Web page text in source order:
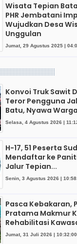
Wisata Tepian
PHR Jembatani
Wujudkan Desa
Unggulan
Jumat, 29 Agustus 2025 |
Konvoi Truk Sawit
Teror Pengguna
Batu, Nyawa
Selasa, 4 Agustus 2026 |
H-17, 51 Peserta
Mendaftar ke
Jalur Tepian...
Senin, 3 Agustus 2026 |
Pasca Kebakaran,
Pratama Makmur
Rehabilitasi
Jumat, 31 Juli 2026 | 10:32:00